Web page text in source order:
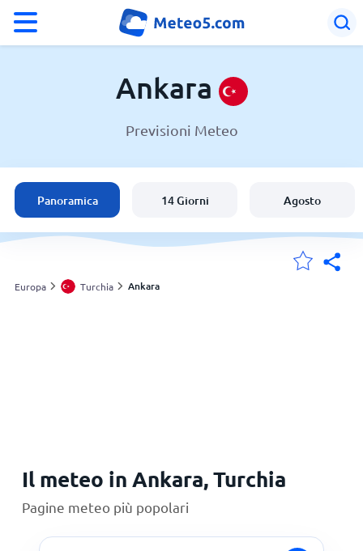
Turchia
Italia
Svizzera
Ankara
Previsioni Meteo
Panoramica 14 Giorni Agosto
Europa Turchia Ankara
Il meteo in Ankara, Turchia
Pagine meteo più popolari